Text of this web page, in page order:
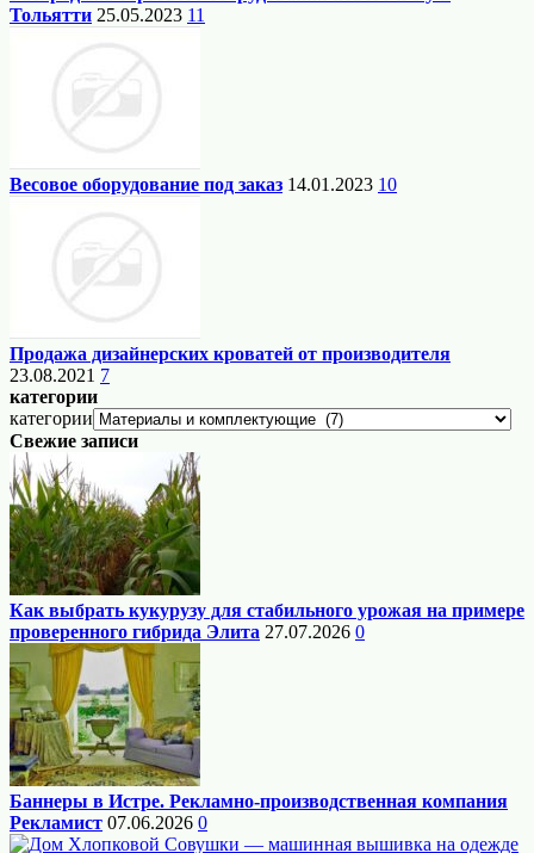
Тольятти 25.05.2023 11
Весовое оборудование под заказ 14.01.2023 10
Продажа дизайнерских кроватей от производителя
23.08.2021 7
категории
категории
Свежие записи
Как выбрать кукурузу для стабильного урожая на примере
проверенного гибрида Элита 27.07.2026 0
Баннеры в Истре. Рекламно-производственная компания
Рекламист 07.06.2026 0